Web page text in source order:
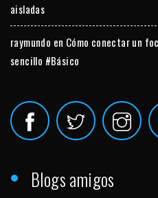
aisladas
raymundo en Cómo conectar un
sencillo #Básico
Blogs amigos